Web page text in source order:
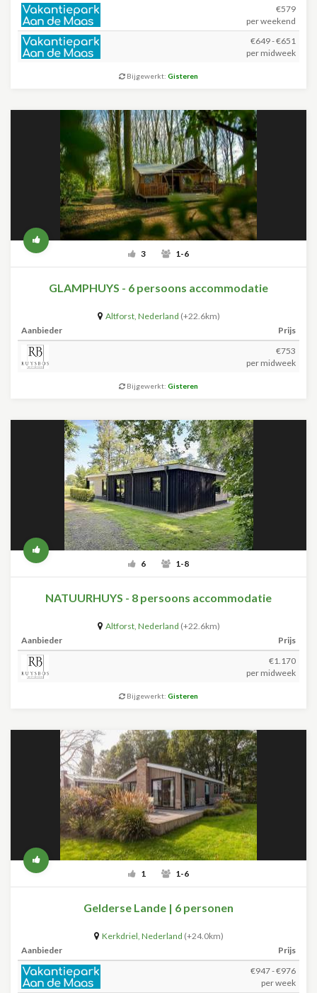
€579
per weekend
€649 - €651
per midweek
Bijgewerkt: Gisteren
3 1-6
GLAMPHUYS - 6 persoons accommodatie
Altforst, Nederland (+22.6km)
Aanbieder
Prijs
€753
per midweek
Bijgewerkt: Gisteren
6 1-8
NATUURHUYS - 8 persoons accommodatie
Altforst, Nederland (+22.6km)
Aanbieder
Prijs
€1.170
per midweek
Bijgewerkt: Gisteren
1 1-6
Gelderse Lande | 6 personen
Kerkdriel, Nederland (+24.0km)
Aanbieder
Prijs
€947 - €976
per week